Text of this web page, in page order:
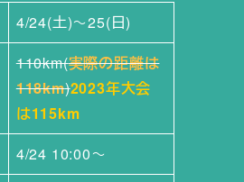
4/24(土)～25(日)
110km(実際の距離は
118km)2023年大会
は115km
4/24 10:00～